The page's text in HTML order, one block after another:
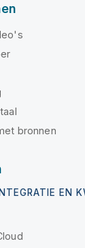
bronnen
EN